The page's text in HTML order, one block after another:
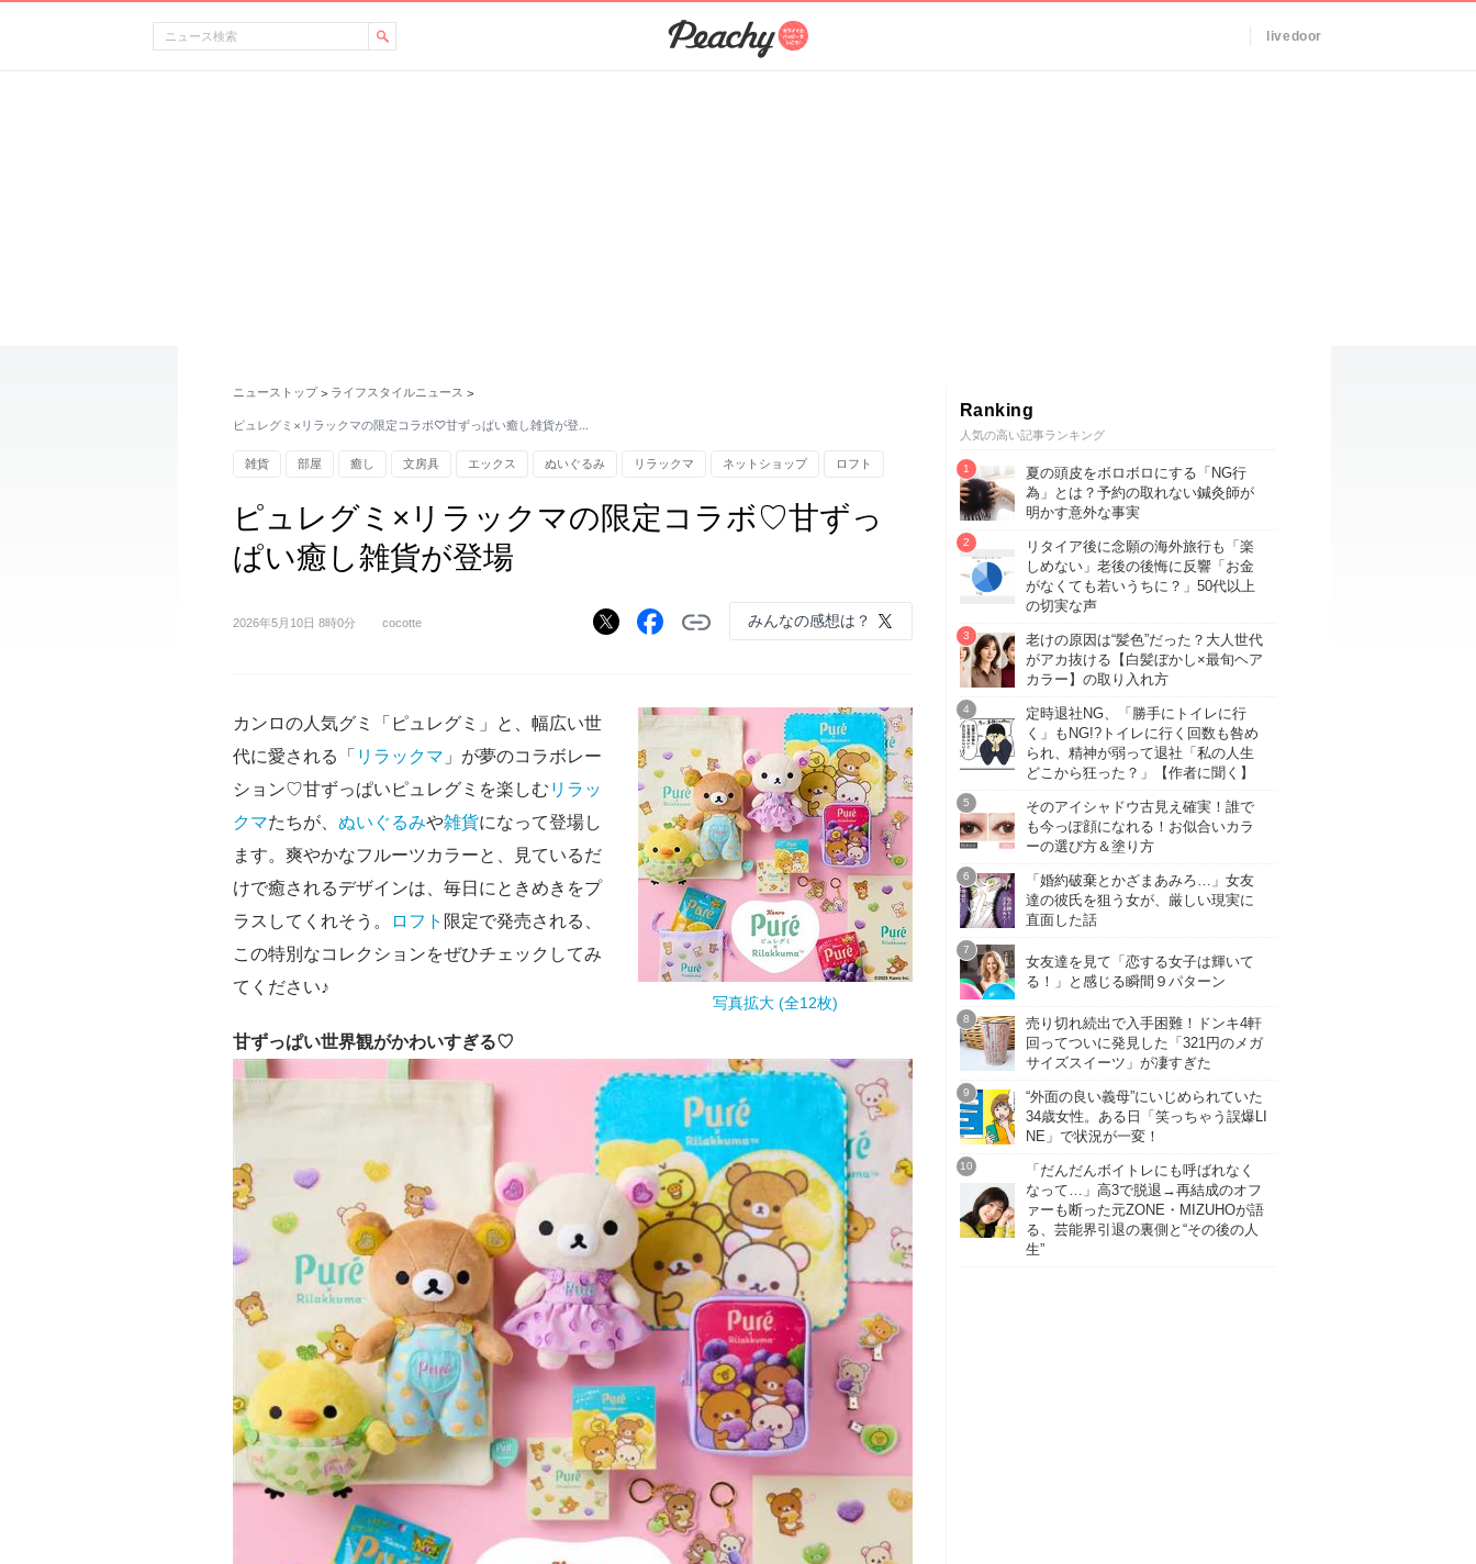
livedoor
ニューストップ > ライフスタイルニュース >
ピュレグミ×リラックマの限定コラボ♡甘ずっぱい癒し雑貨が登…
雑貨 部屋 癒し 文房具 エックス ぬいぐるみ リラックマ ネットショップ ロフト
ピュレグミ×リラックマの限定コラボ♡甘ずっ
ぱい癒し雑貨が登場
2026年5月10日 8時0分 cocotte みんなの感想は？
写真拡大 (全12枚)
カンロの人気グミ「ピュレグミ」と、幅広い世
代に愛される「 リラックマ 」が夢のコラボレー
ション♡甘ずっぱいピュレグミを楽しむ リラッ
クマたちが、 ぬいぐるみや雑貨になって登場し
ます。爽やかなフルーツカラーと、見ているだ
けで癒されるデザインは、毎日にときめきをプ
ラスしてくれそう。
ロフト 限定で発売される、
この特別なコレクションをぜひチェックしてみ
てください♪
甘ずっぱい世界観がかわいすぎる♡
Ranking
人気の高い記事ランキング
夏の頭皮をボロボロにする「NG行
為」とは？予約の取れない鍼灸師が
明かす意外な事実
リタイア後に念願の海外旅行も「楽
しめない」老後の後悔に反響「お金
がなくても若いうちに？」50代以上
の切実な声
老けの原因は“髪色”だった？大人世代
がアカ抜ける【白髪ぼかし×最旬ヘア
カラー】の取り入れ方
定時退社NG、「勝手にトイレに行
く」もNG!?トイレに行く回数も咎め
られ、精神が弱って退社「私の人生
どこから狂った？」【作者に聞く】
そのアイシャドウ古見え確実！誰で
も今っぽ顔になれる！お似合いカラ
ーの選び方＆塗り方
「婚約破棄とかざまあみろ…」女友
達の彼氏を狙う女が、厳しい現実に
直面した話
女友達を見て「恋する女子は輝いて
る！」と感じる瞬間９パターン
売り切れ続出で入手困難！ドンキ4軒
回ってついに発見した「321円のメガ
サイズスイーツ」が凄すぎた
“外面の良い義母”にいじめられていた
34歳女性。ある日「笑っちゃう誤爆LI
NE」で状況が一変！
「だんだんボイトレにも呼ばれなく
なって…」高3で脱退→再結成のオフ
ァーも断った元ZONE・MIZUHOが語
る、芸能界引退の裏側と“その後の人
生”